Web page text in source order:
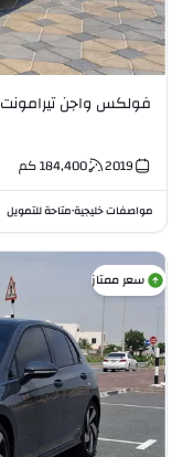
فولكس واجن تيرامونت 4 Motion 3.6L V6
2019
184,400كم
مواصفات خليجية•متاحة للتمويل
سعر ممتاز